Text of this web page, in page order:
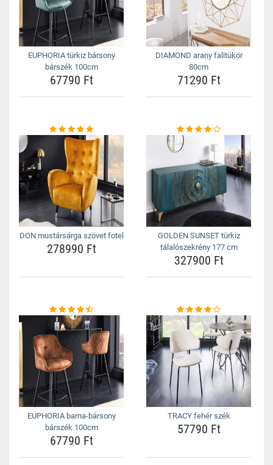
EUPHORIA türkiz bársony
bárszék 100cm
67790 Ft
DIAMOND arany falitükör
80cm
71290 Ft
DON mustársárga szövet fotel
278990 Ft
GOLDEN SUNSET türkiz
tálalószekrény 177 cm
327900 Ft
EUPHORIA barna-bársony
bárszék 100cm
67790 Ft
TRACY fehér szék
57790 Ft